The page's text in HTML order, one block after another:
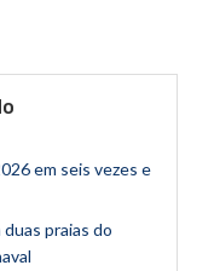
em seis vezes e
praias do